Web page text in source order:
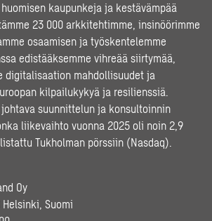
kaupunkeja ja kestävämpää
23 000 arkkitehtimme, insinöörimme
osaamisen ja työskentelemme
edistääksemme vihreää siirtymää,
digitalisaation mahdollisuudet ja
kilpailukykyä ja resilienssiä.
johtava suunnittelun ja konsultoinnin
liikevaihto vuonna 2025 oli noin 2,9
Tukholman pörssiin (Nasdaq).
Oy
Suomi